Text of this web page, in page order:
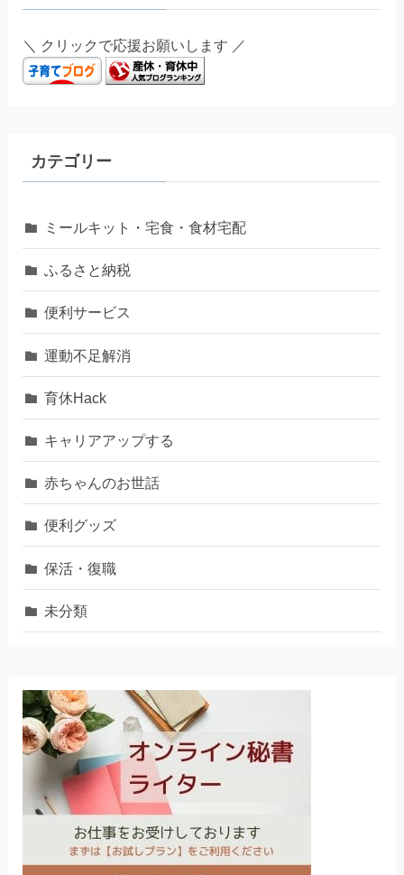
＼ クリックで応援お願いします ／
カテゴリー
ミールキット・宅食・食材宅配
ふるさと納税
便利サービス
運動不足解消
育休Hack
キャリアアップする
赤ちゃんのお世話
便利グッズ
保活・復職
未分類